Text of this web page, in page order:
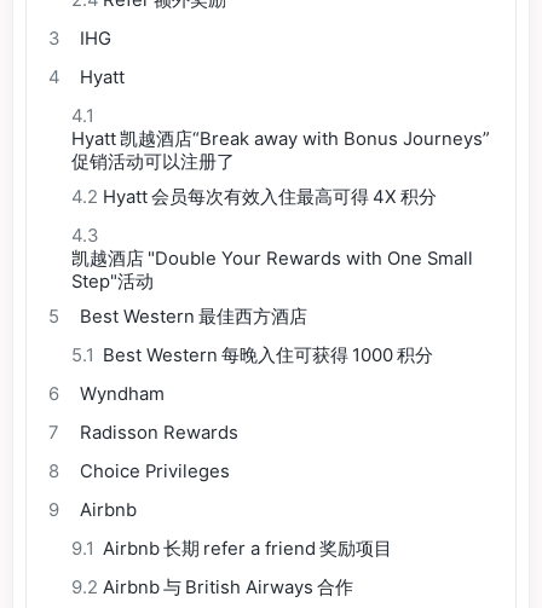
3
IHG
4
Hyatt
4.1
Hyatt 凯越酒店“Break away with Bonus Journeys”
促销活动可以注册了
4.2 Hyatt 会员每次有效入住最高可得 4X 积分
4.3
凯越酒店 "Double Your Rewards with One Small
Step"活动
5
Best Western 最佳西方酒店
5.1 Best Western 每晚入住可获得 1000 积分
6
Wyndham
7
Radisson Rewards
8
Choice Privileges
9
Airbnb
9.1 Airbnb 长期 refer a friend 奖励项目
9.2 Airbnb 与 British Airways 合作